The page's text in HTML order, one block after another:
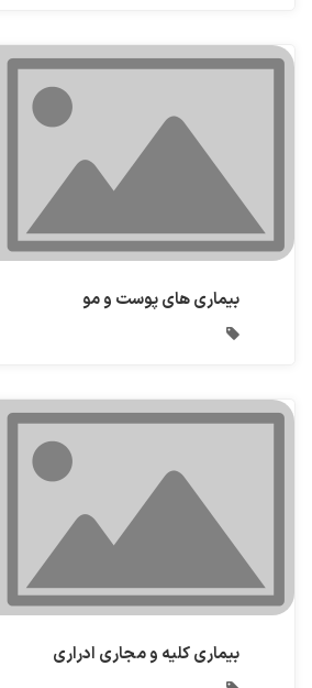
بیماری های پوست و مو
بیماری کلیه و مجاری ادراری